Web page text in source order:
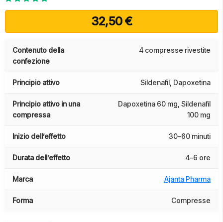
32,50€
Contenuto della
confezione
4 compresse rivestite
Principio attivo Sildenafil, Dapoxetina
Principio attivo in una
compressa
Dapoxetina 60 mg, Sildenafil
100 mg
Inizio dell’effetto 30–60 minuti
Durata dell’effetto 4–6 ore
Marca Ajanta Pharma
Forma Compresse